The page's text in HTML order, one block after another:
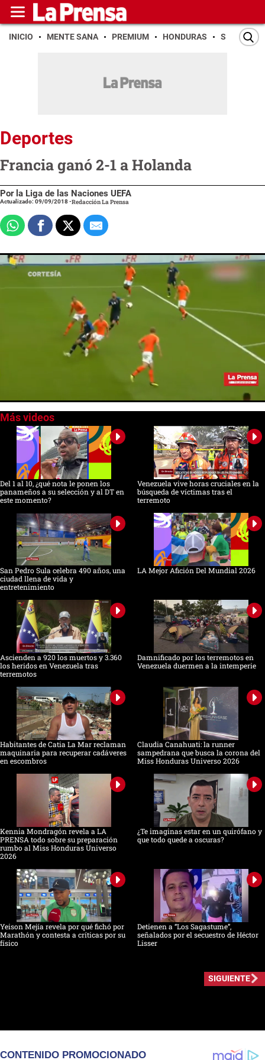
INICIO MENTE SANA PREMIUM HONDURAS SAN PEDRO
Deportes
Francia ganó 2-1 a Holanda
Por la Liga de las Naciones UEFA
Actualizado: 09/09/2018-Redacción La Prensa
seconds
seconds
Del 1 al 10, ¿qué nota le ponen los
panameños a su selección y al DT en
este momento?
Venezuela vive horas cruciales en la
búsqueda de víctimas tras el
terremoto
San Pedro Sula celebra 490 años, una
ciudad llena de vida y
entretenimiento
LA Mejor Afición Del Mundial 2026
Ascienden a 920 los muertos y 3.360
los heridos en Venezuela tras
terremotos
Damnificado por los terremotos en
Venezuela duermen a la intemperie
Habitantes de Catia La Mar reclaman
maquinaria para recuperar cadáveres
en escombros
Claudia Canahuati: la runner
sampedrana que busca la corona del
Miss Honduras Universo 2026
Kennia Mondragón revela a LA
PRENSA todo sobre su preparación
rumbo al Miss Honduras Universo
2026
¿Te imaginas estar en un quirófano y
que todo quede a oscuras?
Yeison Mejía revela por qué fichó por
Marathón y contesta a críticas por su
físico
Detienen a “Los Sagastume”,
señalados por el secuestro de Héctor
Lisser
SIGUIENTE
CONTENIDO PROMOCIONADO